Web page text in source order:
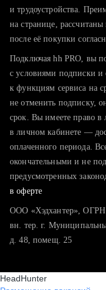
тратите много
хотите сравнить
и трудоустройства.
на странице,
после её покупки
Подключая hh PRO, вы
с условиями подписки и
к функциям сервиса на
не отменить подписку,
срок. Вы имеете право в
в личном кабинете —
оплаченного периода.
окончательными и не
предусмотренных
в оферте
ООО «Хэдхантер», ОГРН
вн. тер. г.
д. 48, помещ. 25
HeadHunter